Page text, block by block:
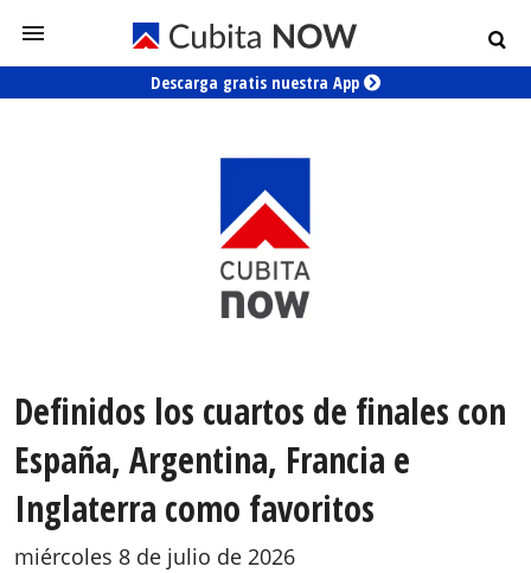
Descarga gratis nuestra App
Definidos los cuartos de finales con
España, Argentina, Francia e
Inglaterra como favoritos
miércoles 8 de julio de 2026